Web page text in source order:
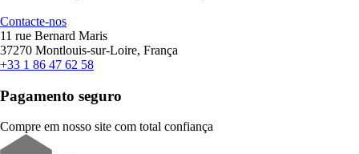
Contacte-nos
11 rue Bernard Maris
37270 Montlouis-sur-Loire, França
+33 1 86 47 62 58
Pagamento seguro
Compre em nosso site com total confiança